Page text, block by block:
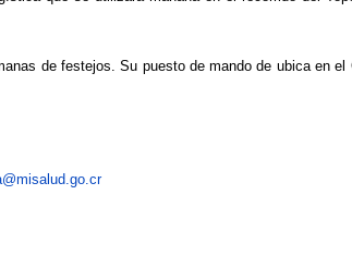
de festejos. Su puesto de mando de ubica en el